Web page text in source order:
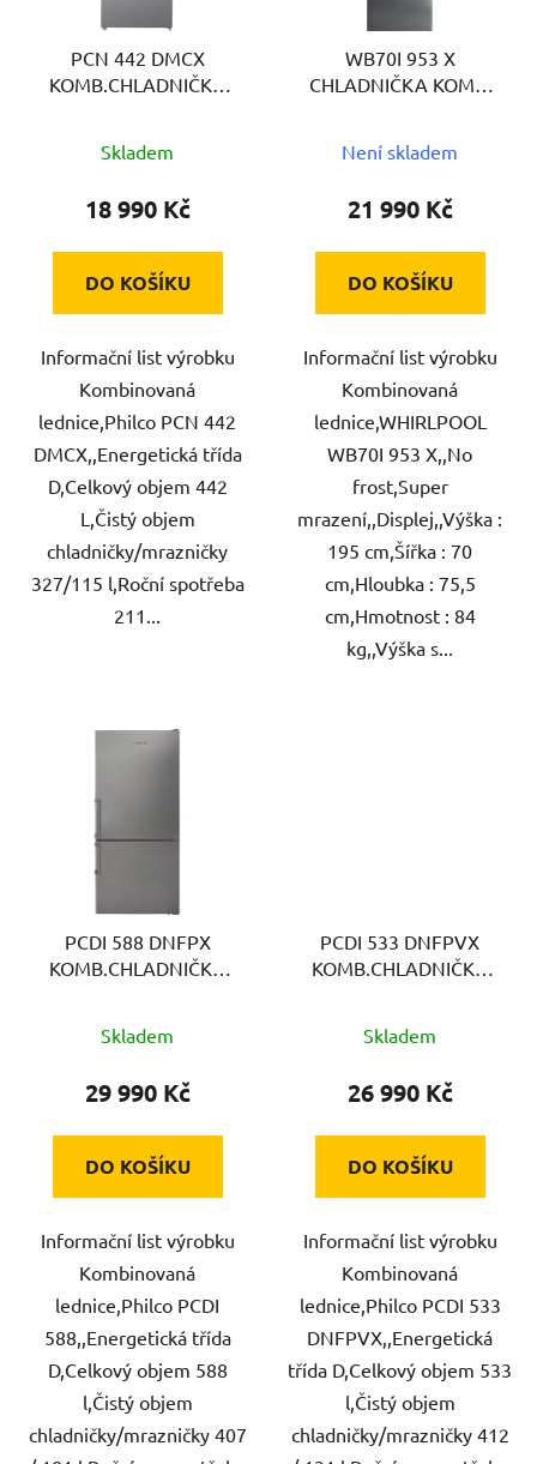
PCN 442 DMCX
KOMB.CHLADNIČKA
Skladem
18 990 Kč
DO KOŠÍKU
Informační list výrobku
Kombinovaná
lednice,Philco PCN 442
DMCX,,Energetická třída
D,Celkový objem 442
L,Čistý objem
chladničky/mrazničky
327/115 l,Roční spotřeba
211...
WB70I 953 X
CHLADNIČKA KOMBI
Není skladem
21 990 Kč
DO KOŠÍKU
Informační list výrobku
Kombinovaná
lednice,WHIRLPOOL
WB70I 953 X,,No
frost,Super
mrazení,,Displej,,Výška :
195 cm,Šířka : 70
cm,Hloubka : 75,5
cm,Hmotnost : 84
kg,,Výška s...
PCDI 588 DNFPX
KOMB.CHLADNIČKA
Skladem
29 990 Kč
DO KOŠÍKU
Informační list výrobku
Kombinovaná
lednice,Philco PCDI
588,,Energetická třída
D,Celkový objem 588
l,Čistý objem
chladničky/mrazničky 407
PCDI 533 DNFPVX
KOMB.CHLADNIČKA
Skladem
26 990 Kč
DO KOŠÍKU
Informační list výrobku
Kombinovaná
lednice,Philco PCDI 533
DNFPVX,,Energetická
třída D,Celkový objem 533
l,Čistý objem
chladničky/mrazničky 412